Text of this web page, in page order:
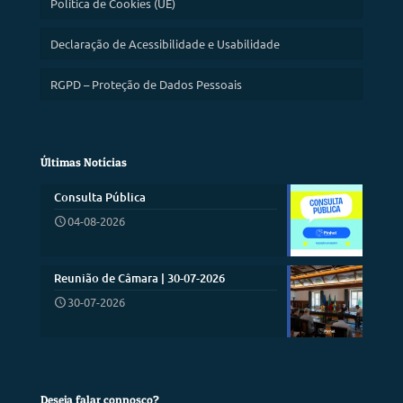
Declaração de Acessibilidade e Usabilidade
RGPD – Proteção de Dados Pessoais
Últimas Notícias
Consulta Pública
04-08-2026
Reunião de Câmara | 30-07-2026
30-07-2026
Deseja falar connosco?